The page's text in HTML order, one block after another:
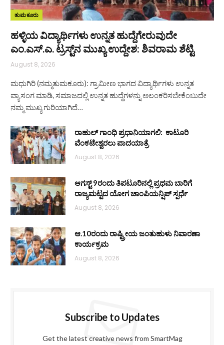
ತುಮಕೂರು
ಹಳ್ಳಿಯ ವಿದ್ಯಾರ್ಥಿಗಳು ಉನ್ನತ ಹುದ್ದೆಗೇರುವುದೇ
ಎಂ.ಎಸ್.ಎ. ಟ್ರಸ್ಟ್‌ನ ಮುಖ್ಯ ಉದ್ದೇಶ: ಶಿವರಾಮ ಶೆಟ್ಟಿ
August 8, 2026
ಮಧುಗಿರಿ (ನಮ್ಮತುಮಕೂರು): ಗ್ರಾಮೀಣ ಭಾಗದ ವಿದ್ಯಾರ್ಥಿಗಳು ಉನ್ನತ
ವ್ಯಾಸಂಗ ಮಾಡಿ, ಸಮಾಜದಲ್ಲಿ ಉನ್ನತ ಹುದ್ದೆಗಳನ್ನು ಅಲಂಕರಿಸಬೇಕೆಂಬುದೇ
ನಮ್ಮ ಮುಖ್ಯ ಗುರಿಯಾಗಿದೆ…
ರಾಹುಲ್ ಗಾಂಧಿ ಪ್ರಧಾನಿಯಾಗಲಿ: ಕಾಟೂರಿ
ವೆಂಕಟೇಶ್ವರಲು ಪಾದಯಾತ್ರೆ
August 8, 2026
ಆಗಸ್ಟ್ 9ರಂದು ತಿಪಟೂರಿನಲ್ಲಿ ಪ್ರಥಮ ಬಾರಿಗೆ
ರಾಜ್ಯಮಟ್ಟದ ಯೋಗ ಚಾಂಪಿಯನ್ಷಿಪ್ ಸ್ಪರ್ಧೆ
August 8, 2026
ಆ.10ರಂದು ರಾಷ್ಟ್ರೀಯ ಜಂತುಹುಳು ನಿವಾರಣಾ
ಕಾರ್ಯಕ್ರಮ
August 8, 2026
Subscribe to Updates
Get the latest creative news from SmartMag